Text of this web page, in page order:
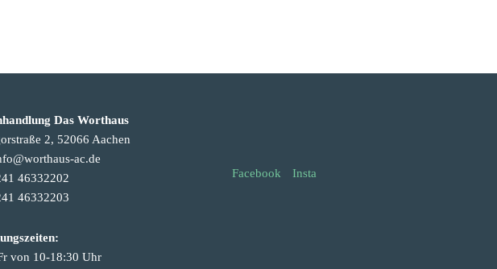
Das Worthaus
2, 52066 Aachen
ac.de
46332202
46332203
von 10-18:30 Uhr
Facebook Insta